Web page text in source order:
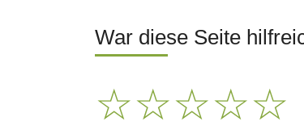
War diese Seite
☆☆☆☆☆